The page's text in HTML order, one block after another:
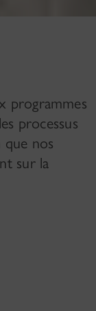
programmes
processus
que nos
sur la